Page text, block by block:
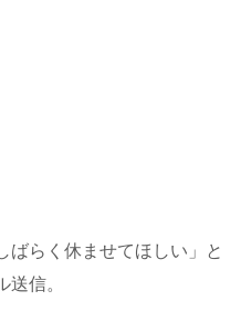
ばらく休ませてほしい」と
信。